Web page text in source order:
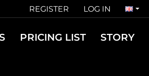
REGISTER LOG IN
PRICING LIST STORY